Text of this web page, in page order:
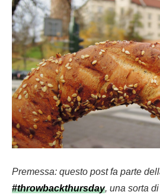
Premessa: questo post fa parte
#throwbackthursday, una sorta